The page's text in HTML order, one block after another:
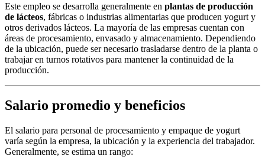
Este empleo se desarrolla generalmente en plantas de producción
de lácteos, fábricas o industrias alimentarias que producen yogurt y
otros derivados lácteos. La mayoría de las empresas cuentan con
áreas de procesamiento, envasado y almacenamiento. Dependiendo
de la ubicación, puede ser necesario trasladarse dentro de la planta o
trabajar en turnos rotativos para mantener la continuidad de la
producción.
Salario promedio y beneficios
El salario para personal de procesamiento y empaque de yogurt
varía según la empresa, la ubicación y la experiencia del trabajador.
Generalmente, se estima un rango: